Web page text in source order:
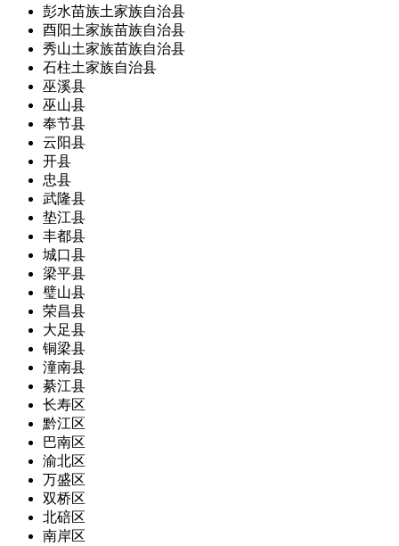
彭水苗族土家族自治县
酉阳土家族苗族自治县
秀山土家族苗族自治县
石柱土家族自治县
巫溪县
巫山县
奉节县
云阳县
开县
忠县
武隆县
垫江县
丰都县
城口县
梁平县
璧山县
荣昌县
大足县
铜梁县
潼南县
綦江县
长寿区
黔江区
巴南区
渝北区
万盛区
双桥区
北碚区
南岸区